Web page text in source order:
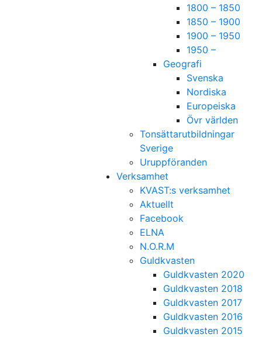
1800 – 1850
1850 – 1900
1900 – 1950
1950 –
Geografi
Svenska
Nordiska
Europeiska
Övr världen
Tonsättarutbildningar
Sverige
Uruppföranden
Verksamhet
KVAST:s verksamhet
Aktuellt
Facebook
ELNA
N.O.R.M
Guldkvasten
Guldkvasten 2020
Guldkvasten 2018
Guldkvasten 2017
Guldkvasten 2016
Guldkvasten 2015